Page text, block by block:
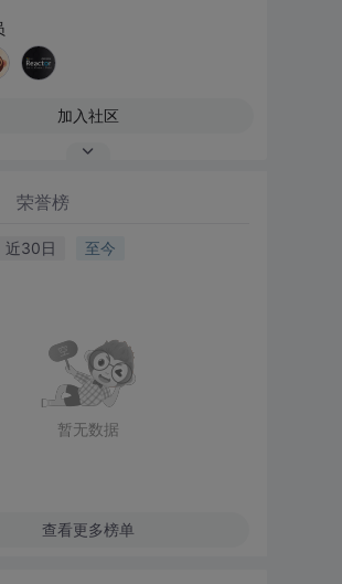
加入社区
荣誉榜
近30日 至今
暂无数据
查看更多榜单